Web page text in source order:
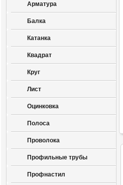
Арматура
Балка
Катанка
Квадрат
Круг
Лист
Оцинковка
Полоса
Проволока
Профильные трубы
Профнастил